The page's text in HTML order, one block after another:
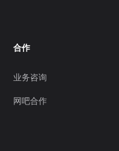
合作
业务咨询
网吧合作